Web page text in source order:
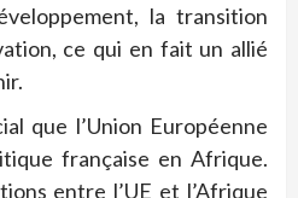
la transition
ce qui en fait un allié
que l’Union Européenne
française en Afrique.
entre l’UE et l’Afrique